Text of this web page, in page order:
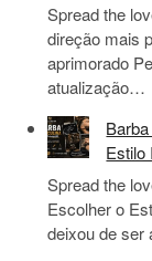
Spread the
direção mais
aprimorado
atualização…
Estilo
Spread the
Escolher o
deixou de